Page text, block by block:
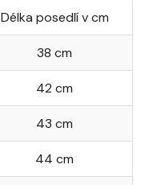
Délka posedlí v cm
38 cm
42 cm
43 cm
44 cm